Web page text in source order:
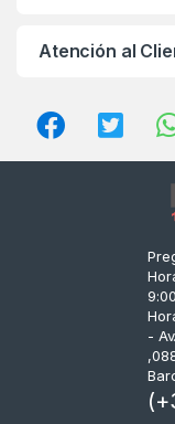
a
Atención al
-